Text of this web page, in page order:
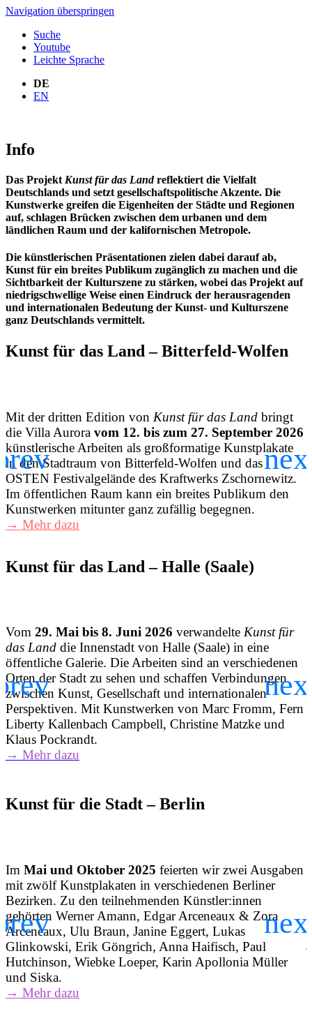
Navigation überspringen
Suche
Youtube
Leichte Sprache
DE
EN
Info
Das Projekt Kunst für das Landreflektiert die Vielfalt
Deutschlands und setzt gesellschaftspolitische Akzente. Die
Kunstwerke greifen die Eigenheiten der Städte und Regionen
auf, schlagen Brücken zwischen dem urbanen und dem
ländlichen Raum und der kalifornischen Metropole.
Die künstlerischen Präsentationen zielen dabei darauf ab,
Kunst für ein breites Publikum zugänglich zu machen und die
Sichtbarkeit der Kulturszene zu stärken, wobei das Projekt auf
niedrigschwellige Weise einen Eindruck der herausragenden
und internationalen Bedeutung der Kunst- und Kulturszene
ganz Deutschlands vermittelt.
Kunst für das Land – Bitterfeld-Wolfen
Mit der dritten Edition von Kunst für das Land bringt
die Villa Aurora vom 12. bis zum 27. September 2026
künstlerische Arbeiten als großformatige Kunstplakate
in den Stadtraum von Bitterfeld-Wolfen und das
OSTEN Festivalgelände des Kraftwerks Zschornewitz.
Im öffentlichen Raum kann ein breites Publikum den
Kunstwerken mitunter ganz zufällig begegnen.
→ Mehr dazu
Kunst für das Land – Halle (Saale)
Vom 29. Mai bis 8. Juni 2026 verwandelte Kunst für
das Land die Innenstadt von Halle (Saale) in eine
öffentliche Galerie. Die Arbeiten sind an verschiedenen
Orten der Stadt zu sehen und schaffen Verbindungen
zwischen Kunst, Gesellschaft und internationalen
Perspektiven. Mit Kunstwerken von Marc Fromm, Fern
Liberty Kallenbach Campbell, Christine Matzke und
Klaus Pockrandt.
→ Mehr dazu
Kunst für die Stadt – Berlin
Im Mai und Oktober 2025 feierten wir zwei Ausgaben
mit zwölf Kunstplakaten in verschiedenen Berliner
Bezirken. Zu den teilnehmenden Künstler:innen
gehörten Werner Amann, Edgar Arceneaux & Zora
Arceneaux, Ulu Braun, Janine Eggert, Lukas
Glinkowski, Erik Göngrich, Anna Haifisch, Paul
Hutchinson, Wiebke Loeper, Karin Apollonia Müller
und Siska.
→ Mehr dazu